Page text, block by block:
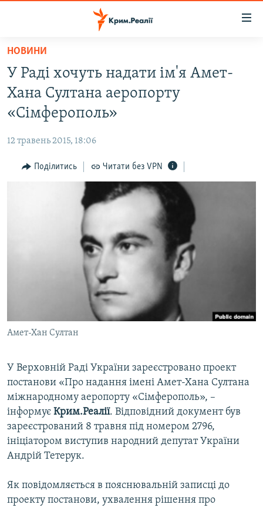
Перейти
основного
матеріалу
Перейти
до
основної
навігації
Перейти
ВОДА.КРИМ
ВІДЕО ТА ФОТО
БЛОГИ
ПОГЛЯД
ВІДЕОУРОКИ «ELIFBE»
СВІДЧЕННЯ ОКУПАЦІЇ
УКРАЇНСЬКА ПРОБЛЕМА КРИМУ
ІНФОГРАФІКА
ЯК ОБІЙТИ БЛОКУВАННЯ
ДОЛУЧАЙСЯ!
Усі сайти RFE/RL
НОВИНИ
У Раді хочуть надати ім'я Амет-
Хана Султана аеропорту
«Сімферополь»
12 травень 2015, 18:06
Поділитись Читати без VPN
Амет-Хан Султан
У Верховній Раді України зареєстровано проект
постанови «Про надання імені Амет-Хана Султана
міжнародному аеропорту «Сімферополь», –
інформує Крим.Реалії. Відповідний документ був
зареєстрований 8 травня під номером 2796,
ініціатором виступив народний депутат України
Андрій Тетерук.
Як повідомляється в пояснювальній записці до
проекту постанови, ухвалення рішення про